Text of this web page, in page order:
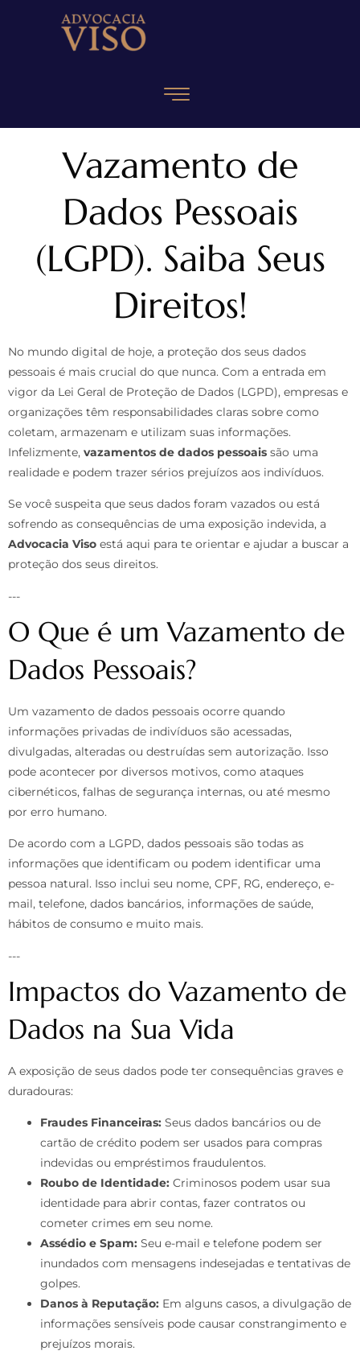
Vazamento de
Dados Pessoais
(LGPD). Saiba Seus
Direitos!
No mundo digital de hoje, a proteção dos seus dados
pessoais é mais crucial do que nunca. Com a entrada em
vigor da Lei Geral de Proteção de Dados (LGPD), empresas e
organizações têm responsabilidades claras sobre como
coletam, armazenam e utilizam suas informações.
Infelizmente, vazamentos de dados pessoais são uma
realidade e podem trazer sérios prejuízos aos indivíduos.
Se você suspeita que seus dados foram vazados ou está
sofrendo as consequências de uma exposição indevida, a
Advocacia Viso está aqui para te orientar e ajudar a buscar a
proteção dos seus direitos.
---
O Que é um Vazamento de
Dados Pessoais?
Um vazamento de dados pessoais ocorre quando
informações privadas de indivíduos são acessadas,
divulgadas, alteradas ou destruídas sem autorização. Isso
pode acontecer por diversos motivos, como ataques
cibernéticos, falhas de segurança internas, ou até mesmo
por erro humano.
De acordo com a LGPD, dados pessoais são todas as
informações que identificam ou podem identificar uma
pessoa natural. Isso inclui seu nome, CPF, RG, endereço, e-
mail, telefone, dados bancários, informações de saúde,
hábitos de consumo e muito mais.
---
Impactos do Vazamento de
Dados na Sua Vida
A exposição de seus dados pode ter consequências graves e
duradouras:
Fraudes Financeiras: Seus dados bancários ou de
cartão de crédito podem ser usados para compras
indevidas ou empréstimos fraudulentos.
Roubo de Identidade: Criminosos podem usar sua
identidade para abrir contas, fazer contratos ou
cometer crimes em seu nome.
Assédio e Spam: Seu e-mail e telefone podem ser
inundados com mensagens indesejadas e tentativas de
golpes.
Danos à Reputação: Em alguns casos, a divulgação de
informações sensíveis pode causar constrangimento e
prejuízos morais.